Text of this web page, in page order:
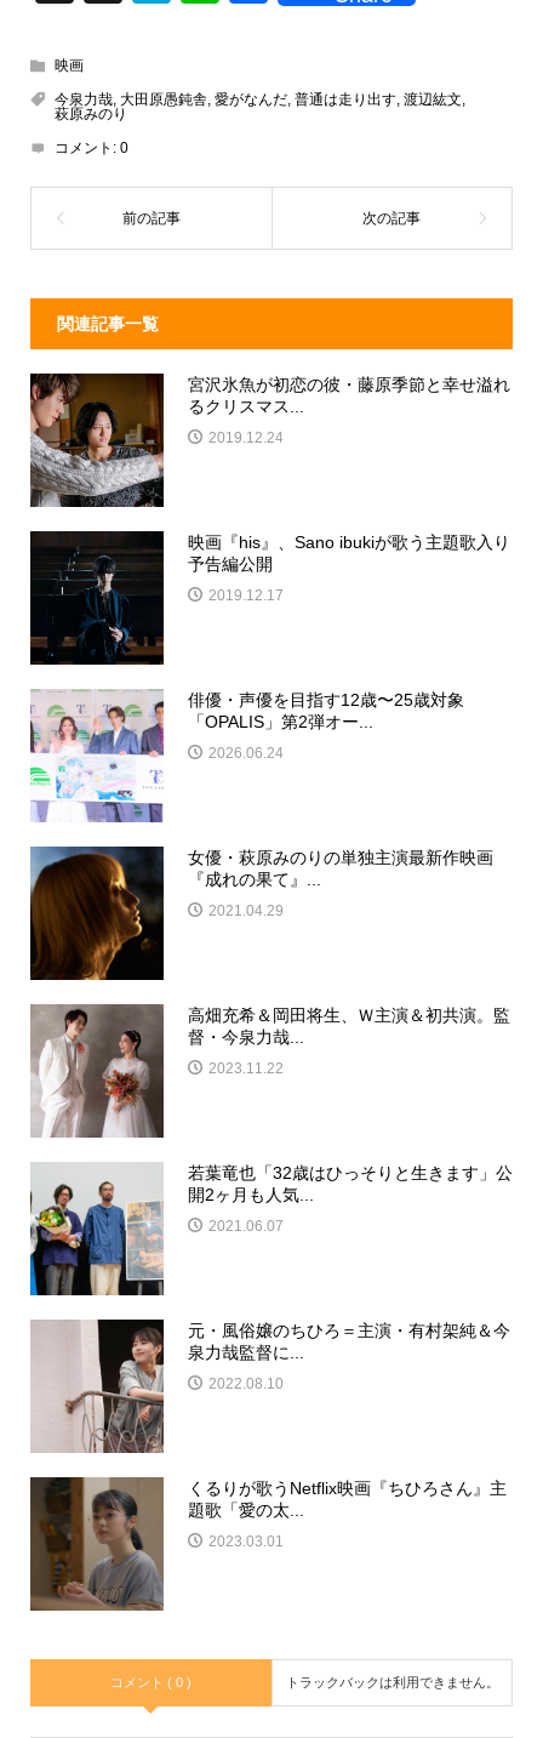
a
d
s
n
e
o
k
映画
今泉力哉, 大田原愚鈍舎, 愛がなんだ, 普通は走り出す, 渡辺紘文,
萩原みのり
コメント: 0
関連記事一覧
宮沢氷魚が初恋の彼・藤原季節と幸せ溢れ
るクリスマス...
2019.12.24
映画『his』、Sano ibukiが歌う主題歌入り
予告編公開
2019.12.17
俳優・声優を目指す12歳〜25歳対象
「OPALIS」第2弾オー...
2026.06.24
女優・萩原みのりの単独主演最新作映画
『成れの果て』...
2021.04.29
高畑充希＆岡田将生、Ｗ主演＆初共演。監
督・今泉力哉...
2023.11.22
若葉竜也「32歳はひっそりと生きます」公
開2ヶ月も人気...
2021.06.07
元・風俗嬢のちひろ＝主演・有村架純＆今
泉力哉監督に...
2022.08.10
くるりが歌うNetflix映画『ちひろさん』主
題歌「愛の太...
2023.03.01
コメント ( 0 ) トラックバックは利用できません。